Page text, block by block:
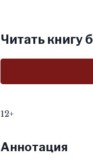
Читать книгу
12+
Аннотация